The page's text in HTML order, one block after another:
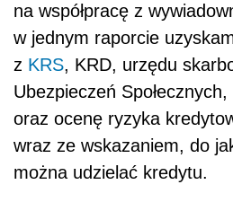
na współpracę z
w jednym raporcie
z KRS, KRD, urzędu
Ubezpieczeń
oraz ocenę ryzyka
wraz ze wskazaniem, do
można udzielać kredytu.